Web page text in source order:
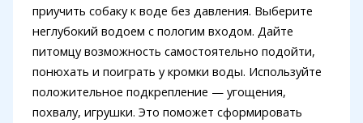
приучить собаку к воде без давления. Выберите
неглубокий водоем с пологим входом. Дайте
питомцу возможность самостоятельно подойти,
понюхать и поиграть у кромки воды. Используйте
положительное подкрепление — угощения,
похвалу, игрушки. Это поможет сформировать